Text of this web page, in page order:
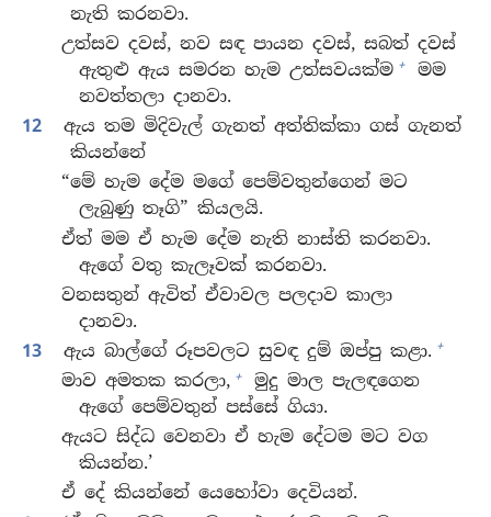
නැති කරනවා.
උත්සව දවස්, නව සඳ පායන දවස්, සබත් දවස්
ඇතුළු ඇය සමරන හැම උත්සවයක්ම +
මම
නවත්තලා දානවා.
12
ඇය තම මිදිවැල් ගැනත් අත්තික්කා ගස් ගැනත්
කියන්නේ
“මේ හැම දේම මගේ පෙම්වතුන්ගෙන් මට
ලැබුණු තෑගි” කියලයි.
ඒත් මම ඒ හැම දේම නැති නාස්ති කරනවා.
ඇගේ වතු කැලෑවක් කරනවා.
වනසතුන් ඇවිත් ඒවාවල පලදාව කාලා
දානවා.
13
ඇය බාල්ගේ රූපවලට සුවඳ දුම් ඔප්පු කළා. +
මාව අමතක කරලා, +
මුදු මාල පැලඳගෙන
ඇගේ පෙම්වතුන් පස්සේ ගියා.
ඇයට සිද්ධ වෙනවා ඒ හැම දේටම මට වග
කියන්න.’
ඒ දේ කියන්නේ යෙහෝවා දෙවියන්.